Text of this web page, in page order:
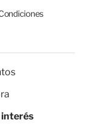
interés